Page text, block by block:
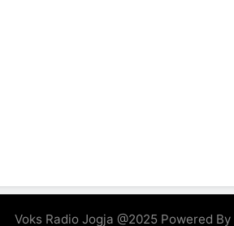
Voks Radio Jogja @2025 Powered By